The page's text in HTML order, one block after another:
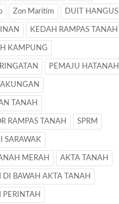
Zon Maritim DUIT HANGUS
KEDAH RAMPAS TANAH
KAMPUNG
PEMAJU HATANAH
TANAH
RAMPAS TANAH SPRM
SARAWAK
MERAH AKTA TANAH
DI BAWAH AKTA TANAH
PERINTAH